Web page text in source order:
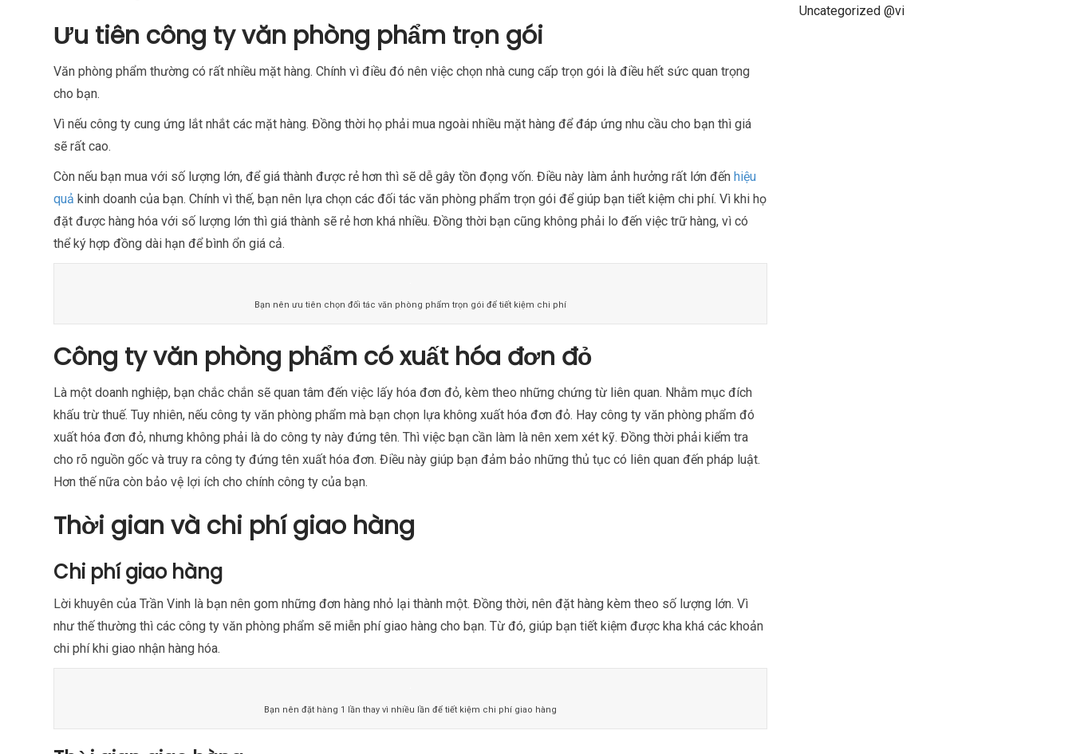
Ưu tiên công ty văn phòng phẩm trọn gói
Văn phòng phẩm thường có rất nhiều mặt hàng. Chính vì điều đó nên việc chọn nhà cung cấp trọn gói là điều hết sức quan trọng
cho bạn.
Vì nếu công ty cung ứng lắt nhắt các mặt hàng. Đồng thời họ phải mua ngoài nhiều mặt hàng để đáp ứng nhu cầu cho bạn thì giá
sẽ rất cao.
Còn nếu bạn mua với số lượng lớn, để giá thành được rẻ hơn thì sẽ dễ gây tồn đọng vốn. Điều này làm ảnh hưởng rất lớn đếnhiệu
quả kinh doanh của bạn. Chính vì thế, bạn nên lựa chọn các đối tác văn phòng phẩm trọn gói để giúp bạn tiết kiệm chi phí. Vì khi họ
đặt được hàng hóa với số lượng lớn thì giá thành sẽ rẻ hơn khá nhiều. Đồng thời bạn cũng không phải lo đến việc trữ hàng, vì có
thể ký hợp đồng dài hạn để bình ổn giá cả.
Bạn nên ưu tiên chọn đối tác văn phòng phẩm trọn gói để tiết kiệm chi phí
Công ty văn phòng phẩm có xuất hóa đơn đỏ
Là một doanh nghiệp, bạn chắc chắn sẽ quan tâm đến việc lấy hóa đơn đỏ, kèm theo những chứng từ liên quan. Nhằm mục đích
khấu trừ thuế. Tuy nhiên, nếu công ty văn phòng phẩm mà bạn chọn lựa không xuất hóa đơn đỏ. Hay công ty văn phòng phẩm đó
xuất hóa đơn đỏ, nhưng không phải là do công ty này đứng tên. Thì việc bạn cần làm là nên xem xét kỹ. Đồng thời phải kiểm tra
cho rõ nguồn gốc và truy ra công ty đứng tên xuất hóa đơn. Điều này giúp bạn đảm bảo những thủ tục có liên quan đến pháp luật.
Hơn thế nữa còn bảo vệ lợi ích cho chính công ty của bạn.
Thời gian và chi phí giao hàng
Chi phí giao hàng
Lời khuyên của Trần Vinh là bạn nên gom những đơn hàng nhỏ lại thành một. Đồng thời, nên đặt hàng kèm theo số lượng lớn. Vì
như thế thường thì các công ty văn phòng phẩm sẽ miễn phí giao hàng cho bạn. Từ đó, giúp bạn tiết kiệm được kha khá các khoản
chi phí khi giao nhận hàng hóa.
Bạn nên đặt hàng 1 lần thay vì nhiều lần để tiết kiệm chi phí giao hàng
Uncategorized @vi